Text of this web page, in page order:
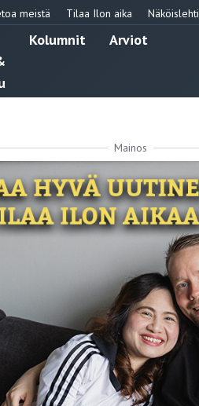
meistä Tilaa Ilon aika Näköislehti
Kolumnit
Arviot
Mainos